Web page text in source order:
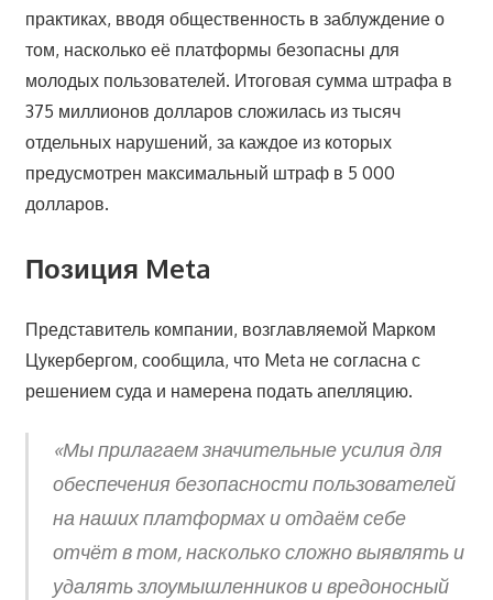
практиках, вводя общественность в заблуждение о
том, насколько её платформы безопасны для
молодых пользователей. Итоговая сумма штрафа в
375 миллионов долларов сложилась из тысяч
отдельных нарушений, за каждое из которых
предусмотрен максимальный штраф в 5 000
долларов.
Позиция Meta
Представитель компании, возглавляемой Марком
Цукербергом, сообщила, что Meta не согласна с
решением суда и намерена подать апелляцию.
«Мы прилагаем значительные усилия для
обеспечения безопасности пользователей
на наших платформах и отдаём себе
отчёт в том, насколько сложно выявлять и
удалять злоумышленников и вредоносный